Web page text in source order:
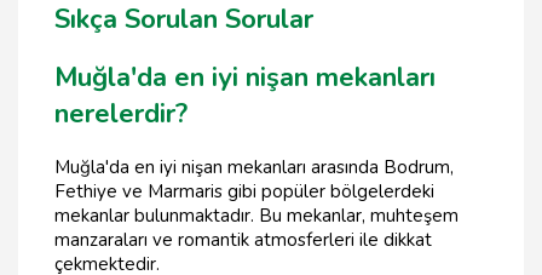
Sıkça Sorulan Sorular
Muğla'da en iyi nişan mekanları
nerelerdir?
Muğla'da en iyi nişan mekanları arasında Bodrum,
Fethiye ve Marmaris gibi popüler bölgelerdeki
mekanlar bulunmaktadır. Bu mekanlar, muhteşem
manzaraları ve romantik atmosferleri ile dikkat
çekmektedir.